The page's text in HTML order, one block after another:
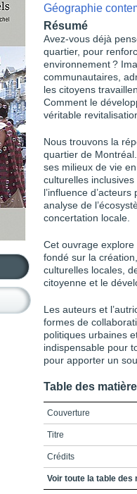
Géographie
Résumé
Avez-vous déjà
quartier, pour
environnement ?
communautaires,
les citoyens
Comment le
véritable
Nous trouvons la
quartier de
ses milieux de vie
culturelles
l’influence
analyse de
concertation locale.
Cet ouvrage explore
fondé sur la
culturelles locales,
citoyenne et le
Les auteurs et
formes de
politiques urbaines
indispensable pour
pour apporter un
Table des
Couverture
Titre
Crédits
Remerciements
Voir toute la table des